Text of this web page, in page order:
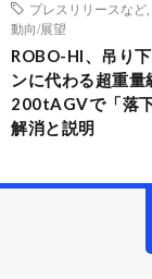
プレスリリースなど
動向/展望
ROBO-HI、吊り
ンに代わる超重量
200tAGVで「落下
解消と説明